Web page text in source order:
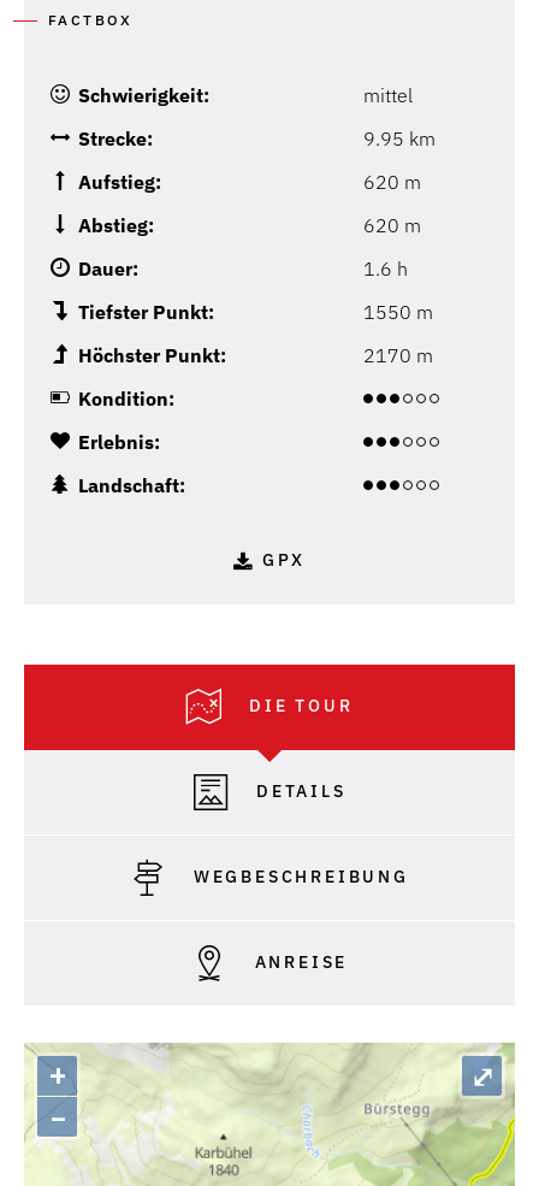
FACTBOX
Schwierigkeit:
mittel
Strecke:
9.95 km
Aufstieg:
620 m
Abstieg:
620 m
Dauer:
1.6 h
Tiefster Punkt:
1550 m
Höchster Punkt:
2170 m
Kondition:
Erlebnis:
Landschaft:
GPX
DIE TOUR
DETAILS
WEGBESCHREIBUNG
ANREISE
+
–
⤢